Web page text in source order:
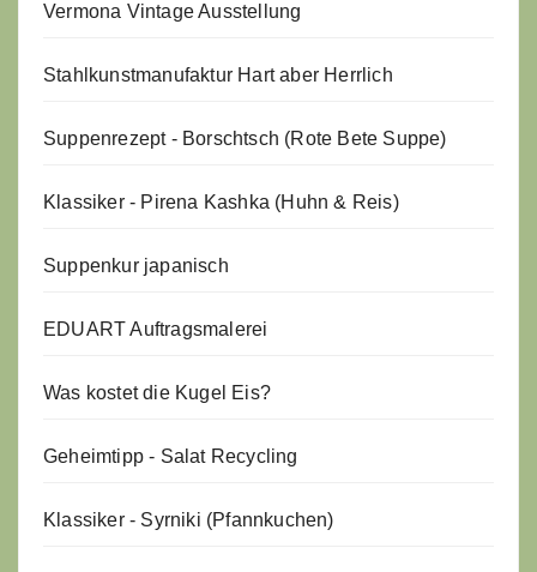
Vermona Vintage Ausstellung
Stahlkunstmanufaktur Hart aber Herrlich
Suppenrezept - Borschtsch (Rote Bete Suppe)
Klassiker - Pirena Kashka (Huhn & Reis)
Suppenkur japanisch
EDUART Auftragsmalerei
Was kostet die Kugel Eis?
Geheimtipp - Salat Recycling
Klassiker - Syrniki (Pfannkuchen)